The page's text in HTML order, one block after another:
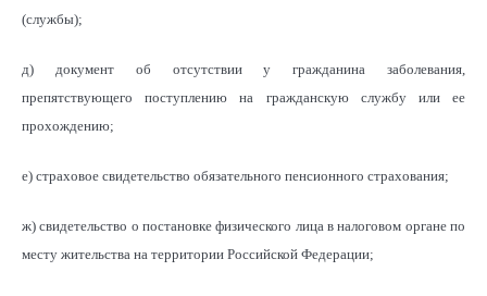
(службы);
д) документ об отсутствии у гражданина заболевания,
препятствующего поступлению на гражданскую службу или ее
прохождению;
е) страховое свидетельство обязательного пенсионного страхования;
ж) свидетельство о постановке физического лица в налоговом органе по
месту жительства на территории Российской Федерации;